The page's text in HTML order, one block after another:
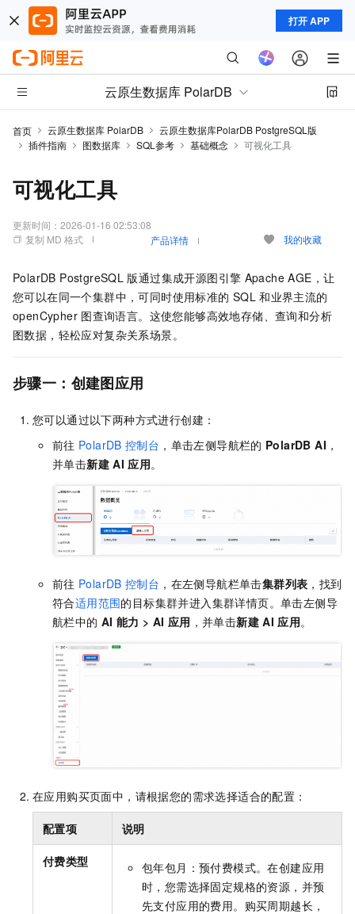
打开 APP
云原生数据库 PolarDB
首页 云原生数据库 PolarDB
云原生数据库PolarDB PostgreSQL版
插件指南
图数据库 SQL参考 基础概念 可视化工具
可视化工具
更新时间： 2026-01-16 02:53:08
复制 MD 格式
产品详情 我的收藏
PolarDB PostgreSQL 版通过集成开源图引擎 Apache AGE，让
您可以在同一个集群中，可同时使用标准的 SQL 和业界主流的
openCypher 图查询语言。这使您能够高效地存储、查询和分析
图数据，轻松应对复杂关系场景。
步骤一：创建图应用
您可以通过以下两种方式进行创建：
前往 PolarDB 控制台 ，单击左侧导航栏的 PolarDB AI ，
并单击新建 AI 应用。
前往 PolarDB 控制台 ，在左侧导航栏单击集群列表 ，找到
符合适用范围的目标集群并进入集群详情页。单击左侧导
航栏中的 AI 能力 > AI 应用 ，并单击新建 AI 应用。
在应用购买页面中，请根据您的需求选择适合的配置：
配置项 说明
付费类型 包年包月 ：预付费模式。在创建应用
时，您需选择固定规格的资源，并预
先支付应用的费用。购买周期越长，